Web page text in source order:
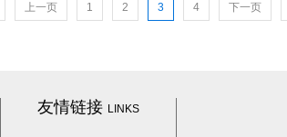
上一页 1 2 3 4 下一页
友情链接 LINKS